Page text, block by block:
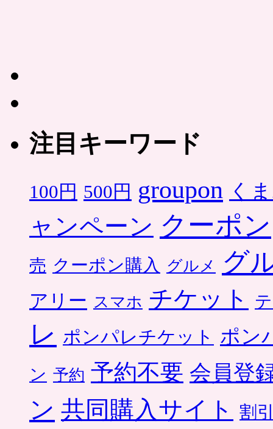
注目キーワード
100円 500円 groupon く
ャンペーン クーポン
売 クーポン購入 グルメ グ
アリー スマホ チケット
レ ポンパレチケット ポン
ン 予約 予約不要 会員登
ン 共同購入サイト 割